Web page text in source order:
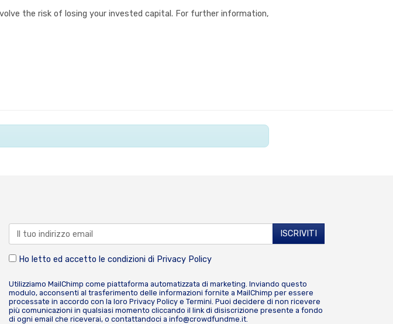
the risk of losing your invested capital. For further information,
Ho letto ed accetto le condizioni di Privacy Policy
Utilizziamo MailChimp come piattaforma automatizzata di marketing. Inviando questo
modulo, acconsenti al trasferimento delle informazioni fornite a MailChimp per essere
processate in accordo con la loro Privacy Policy e Termini . Puoi decidere di non ricevere
più comunicazioni in qualsiasi momento cliccando il link di disiscrizione presente a fondo
di ogni email che riceverai, o contattandoci a info@crowdfundme.it